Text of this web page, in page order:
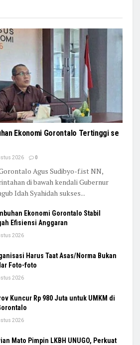
Ekonomi Gorontalo Tertinggi se
2026 0
Agus Sudibyo-f.ist NN,
di bawah kendali Gubernur
Idah Syahidah sukses...
Ekonomi Gorontalo Stabil
Efisiensi Anggaran
2026
Harus Taat Asas/Norma Bukan
Foto-foto
2026
Kuncur Rp 980 Juta untuk UMKM di
2026
Mato Pimpin LKBH UNUGO, Perkuat